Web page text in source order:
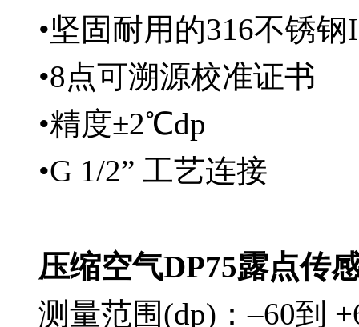
•坚固耐用的316不锈钢
•8点可溯源校准证书
•精度±2℃dp
•G 1/2” 工艺连接
压缩空气DP75露点传
测量范围(dp)：–60到